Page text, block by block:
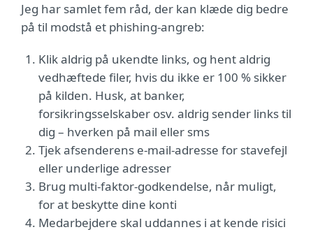
Jeg har samlet fem råd, der kan klæde dig bedre
på til modstå et phishing-angreb:
Klik aldrig på ukendte links, og hent aldrig
vedhæftede filer, hvis du ikke er 100 % sikker
på kilden. Husk, at banker,
forsikringsselskaber osv. aldrig sender links til
dig – hverken på mail eller sms
Tjek afsenderens e-mail-adresse for stavefejl
eller underlige adresser
Brug multi-faktor-godkendelse, når muligt,
for at beskytte dine konti
Medarbejdere skal uddannes i at kende risici